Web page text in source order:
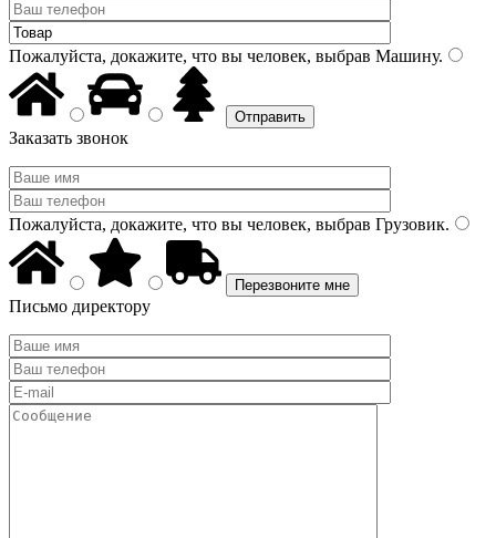
Пожалуйста, докажите, что вы человек, выбрав Машину.
Заказать звонок
Пожалуйста, докажите, что вы человек, выбрав Грузовик.
Письмо директору